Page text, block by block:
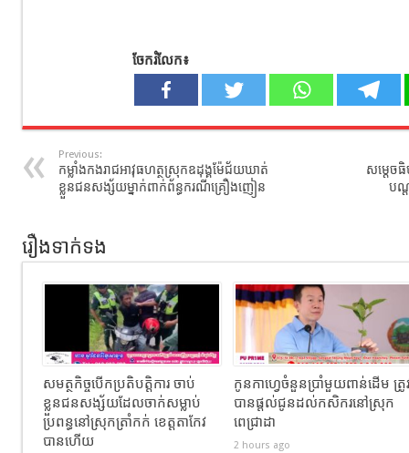
ចែករំលែក៖
Previous:
កម្លាំងកងរាជអាវុធហត្ថស្រុកឧដុង្គម៉ែជ័យឃាត់
ខ្លួនជនសង្ស័យម្នាក់ពាក់ព័ន្ធករណីគ្រឿងញៀន
សម្តេច
បណ្
រឿងទាក់ទង
សមត្ថកិច្ចបើកប្រតិបត្តិការ ចាប់
ខ្លួនជនសង្ស័យដែលចាក់សម្លាប់
ប្រពន្ធនៅស្រុកត្រាំកក់ ខេត្តតាកែវ
បានហេីយ
កូនកាហ្វេចំនួនប្រាំមួយពាន់ដើម ត្រូ
បានផ្តល់ជូនដល់កសិករនៅស្រុក
ពេជ្រាដា
2 hours ago